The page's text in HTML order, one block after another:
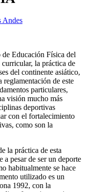
Andes
de Educación Física del
la práctica de
del continente asiático,
de este
particulares,
visión mucho más
deportivas
con el fortalecimiento
como son la
la práctica de esta
pesar de ser un deporte
habitualmente se hace
utilizado es un
1992, con la